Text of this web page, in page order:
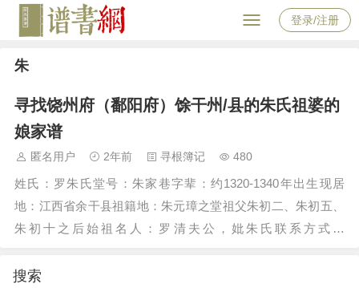
登录/注册
朱
寻找饶州府（鄱阳府）馀干州/县的朱氏祖婆的
娘家谱
匿名用户 2年前 寻根簿记 480
姓氏：罗朱氏堂号：朱家巷字辈：约1320-1340年出生现居
地：江西省余干县祖籍地：朱元璋之堂祖父朱初二、朱初五、
朱初十之后始祖名人：罗清夫公，妣朱氏联系方式：
朱氏而称驸马。声明：以上寻根信息发布于…
搜索